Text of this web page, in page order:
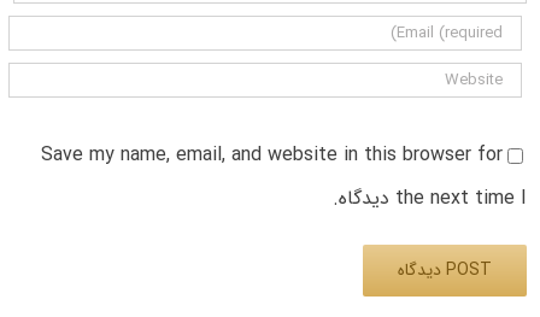
Save my name, email, and website in this browser for
the next time I دیدگاه.